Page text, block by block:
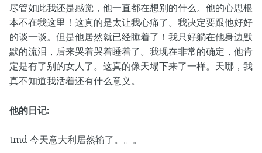
尽管如此我还是感觉，他一直都在想别的什么。他的心思根
本不在我这里！这真的是太让我心痛了。我决定要跟他好好
的谈一谈。但是他居然就已经睡着了！我只好躺在他身边默
默的流泪，后来哭着哭着睡着了。我现在非常的确定，他肯
定是有了别的女人了。这真的像天塌下来了一样。天哪，我
真不知道我活着还有什么意义。
他的日记:
tmd 今天意大利居然输了。。。